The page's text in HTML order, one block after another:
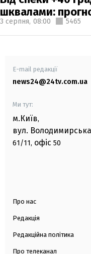
шквалами:
3 серпня, 08:00 5465
E-mail редакції
news24@24tv.com.ua
Ми тут:
м.Київ,
вул. Володимирська
61/11, офіс 50
Про нас
Редакція
Редакційна політика
Про телеканал